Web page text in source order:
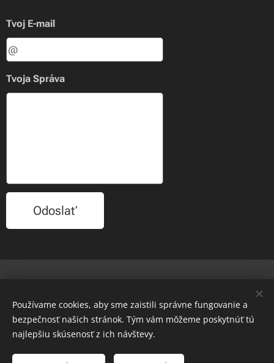
Tvoj E-mail
Tvoja Správa
Odoslať
www.maxcarp.sk
MAX Carp
Cookies
Používame cookies, aby sme zaistili správne fungovanie a
bezpečnosť našich stránok. Tým vám môžeme poskytnúť tú
najlepšiu skúsenosť z ich návštevy.